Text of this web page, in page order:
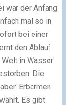
war der Anfang
mal so in
bei einer
den Ablauf
in Wasser
Die
Erbarmen
Es gibt